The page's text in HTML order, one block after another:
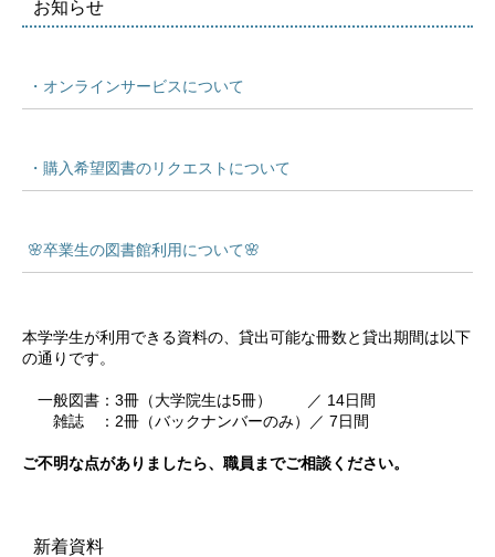
お知らせ
・オンラインサービスについて
・購入希望図書のリクエストについて
🌸卒業生の図書館利用について🌸
本学学生が利用できる資料の、貸出可能な冊数と貸出期間は以下
の通りです。
一般図書：3冊（大学院生は5冊）　 　／ 14日間
雑誌　：2冊（バックナンバーのみ）／ 7日間
ご不明な点がありましたら、職員までご相談ください。
新着資料